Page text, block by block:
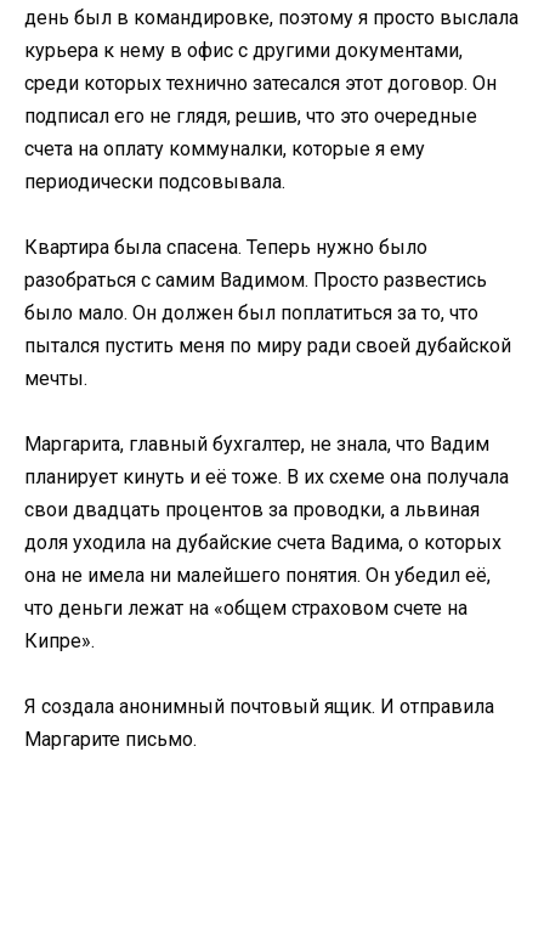
день был в командировке, поэтому я просто выслала
курьера к нему в офис с другими документами,
среди которых технично затесался этот договор. Он
подписал его не глядя, решив, что это очередные
счета на оплату коммуналки, которые я ему
периодически подсовывала.
Квартира была спасена. Теперь нужно было
разобраться с самим Вадимом. Просто развестись
было мало. Он должен был поплатиться за то, что
пытался пустить меня по миру ради своей дубайской
мечты.
Маргарита, главный бухгалтер, не знала, что Вадим
планирует кинуть и её тоже. В их схеме она получала
свои двадцать процентов за проводки, а львиная
доля уходила на дубайские счета Вадима, о которых
она не имела ни малейшего понятия. Он убедил её,
что деньги лежат на «общем страховом счете на
Кипре».
Я создала анонимный почтовый ящик. И отправила
Маргарите письмо.